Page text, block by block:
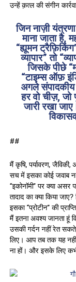
उन्हें क़त्ल की संगीन
जिन नाज़ी
माना जाता है,
“ह्यूमन
व्यापार” तो
जिसके पीछे
“टाइम्स ऑफ़
अगले संपादकीय
हर वो चीज़, जो
जारी रखा
##
मैं कृषि, पर्यावरण, जैविकी,
सच में इसका कोई जवाब
“इकोनॉमी” पर क्या असर
तादाद का क्या किया
इसका “प्रोटीन” की
मैं इतना अवश्य जानता
उसकी गर्दन नहीं रेत
लिए। आप तब तक यह
ना हों। और इसके लिए